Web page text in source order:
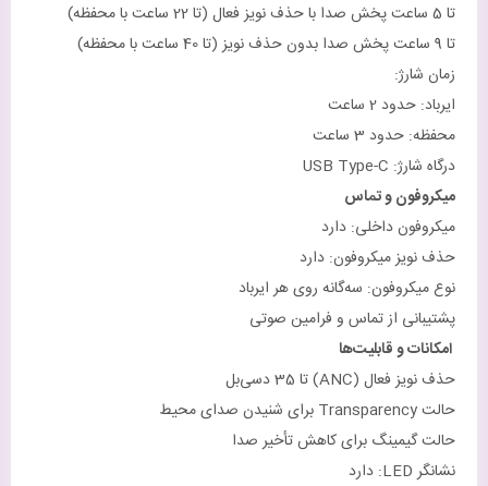
تا 5 ساعت پخش صدا با حذف نویز فعال (تا 22 ساعت با محفظه)
تا 9 ساعت پخش صدا بدون حذف نویز (تا 40 ساعت با محفظه)
زمان شارژ:
ایرباد: حدود 2 ساعت
محفظه: حدود 3 ساعت
درگاه شارژ: USB Type-C
میکروفون و تماس
میکروفون داخلی: دارد
حذف نویز میکروفون: دارد
نوع میکروفون: سه‌گانه روی هر ایرباد
پشتیبانی از تماس و فرامین صوتی
امکانات و قابلیت‌ها
حذف نویز فعال (ANC) تا 35 دسی‌بل
حالت Transparency برای شنیدن صدای محیط
حالت گیمینگ برای کاهش تأخیر صدا
نشانگر LED: دارد